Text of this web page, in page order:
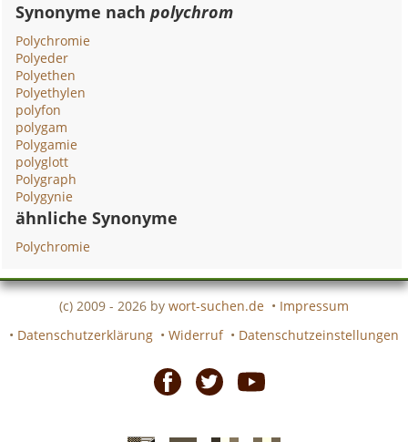
Synonyme nachpolychrom
Polychromie
Polyeder
Polyethen
Polyethylen
polyfon
polygam
Polygamie
polyglott
Polygraph
Polygynie
ähnliche Synonyme
Polychromie
(c) 2009 - 2026 by wort-suchen.de • Impressum
• Datenschutzerklärung • Widerruf • Datenschutzeinstellungen